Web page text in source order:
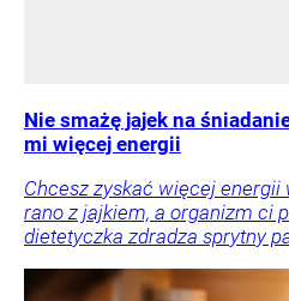
Nie smażę jajek na
mi więcej energii
Chcesz zyskać więcej energii
rano z jajkiem, a organizm ci
dietetyczka zdradza sprytny